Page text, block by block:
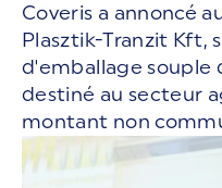
Coveris a annoncé
Plasztik-Tranzit Kft,
d'emballage souple
destiné au secteur
montant non